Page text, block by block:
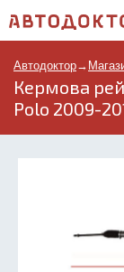
Автодоктор→
Кермова
Polo 2009-